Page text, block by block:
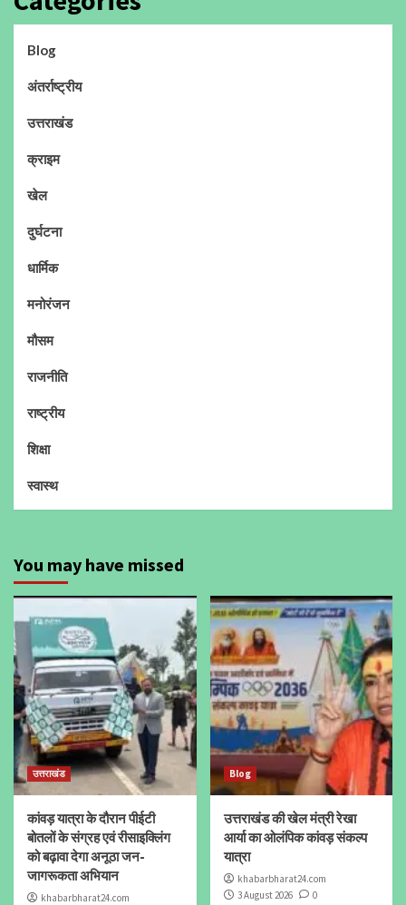
Blog
अंतर्राष्ट्रीय
उत्तराखंड
क्राइम
खेल
दुर्घटना
धार्मिक
मनोरंजन
मौसम
राजनीति
राष्ट्रीय
शिक्षा
स्वास्थ
You may have missed
उत्तराखंड
कांवड़ यात्रा के दौरान पीईटी
बोतलों के संग्रह एवं रीसाइक्लिंग
को बढ़ावा देगा अनूठा जन-
जागरूकता अभियान
khabarbharat24.com
Blog
उत्तराखंड की खेल मंत्री रेखा
आर्या का ओलंपिक कांवड़ संकल्प
यात्रा
khabarbharat24.com
3 August 2026
0